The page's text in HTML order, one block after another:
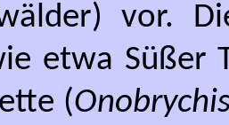
vor.
etwa Süßer
(